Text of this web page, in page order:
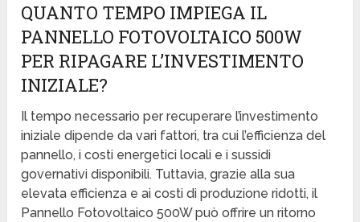
QUANTO TEMPO IMPIEGA IL
PANNELLO FOTOVOLTAICO 500W
PER RIPAGARE L’INVESTIMENTO
INIZIALE?
Il tempo necessario per recuperare l’investimento
iniziale dipende da vari fattori, tra cui l’efficienza del
pannello, i costi energetici locali e i sussidi
governativi disponibili. Tuttavia, grazie alla sua
elevata efficienza e ai costi di produzione ridotti, il
Pannello Fotovoltaico 500W può offrire un ritorno